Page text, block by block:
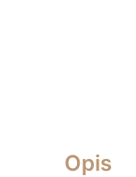
Opis